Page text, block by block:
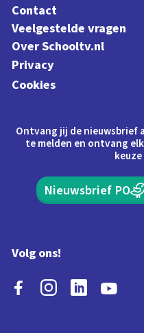
Contact
Veelgestelde vragen
Over Schooltv.nl
Privacy
Cookies
Ontvang jij de nieuwsbrief
te melden en ontvang
Nieuwsbrief PO
Volg ons!